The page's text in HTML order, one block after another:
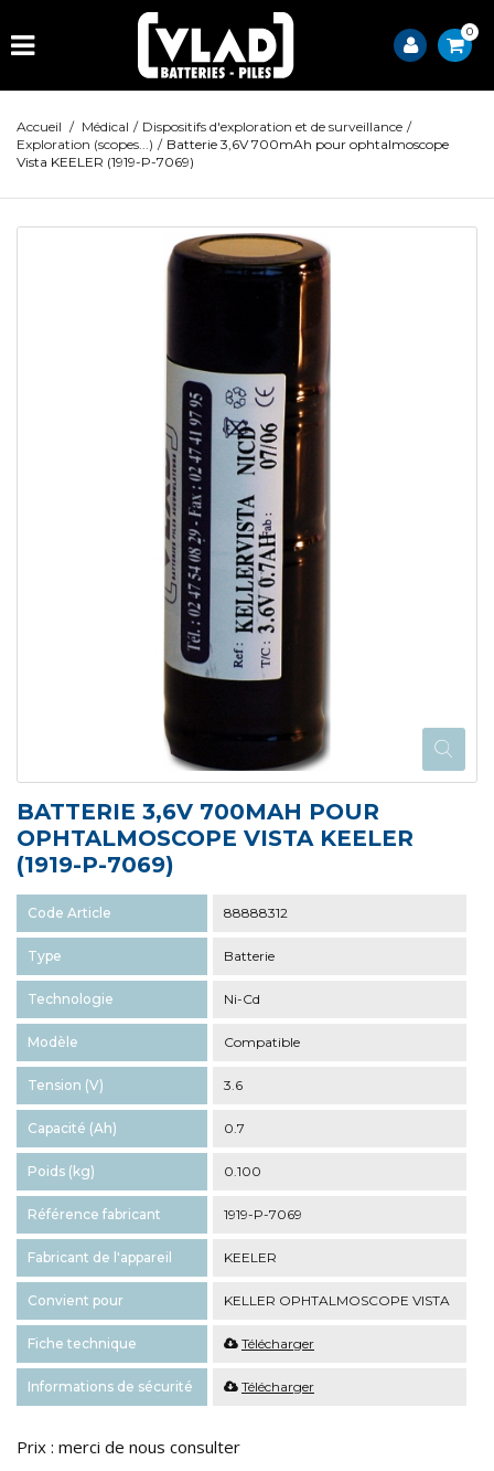
0
Accueil / Médical / Dispositifs d'exploration et de surveillance /
Exploration (scopes...) / Batterie 3,6V 700mAh pour ophtalmoscope
Vista KEELER (1919-P-7069)
BATTERIE 3,6V 700MAH POUR
OPHTALMOSCOPE VISTA KEELER
(1919-P-7069)
Code Article 88888312
Type Batterie
Technologie Ni-Cd
Modèle Compatible
Tension (V) 3.6
Capacité (Ah) 0.7
Poids (kg) 0.100
Référence fabricant 1919-P-7069
Fabricant de l'appareil KEELER
Convient pour KELLER OPHTALMOSCOPE VISTA
Fiche technique Télécharger
Informations de sécurité Télécharger
Prix : merci de nous consulter